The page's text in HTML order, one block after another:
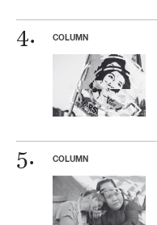
COLUMN
COLUMN